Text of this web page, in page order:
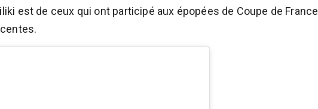
est de ceux qui ont participé aux épopées de Coupe de France